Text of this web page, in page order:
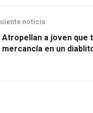
noticia
Atropellan a joven que
mercancía en un